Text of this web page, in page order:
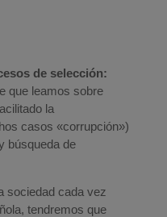
de selección:
que leamos sobre
la
casos «corrupción»)
búsqueda de
sociedad cada vez
tendremos que